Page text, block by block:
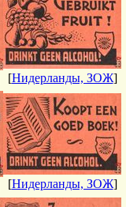
[Нидерланды, ЗОЖ]
[Нидерланды, ЗОЖ]